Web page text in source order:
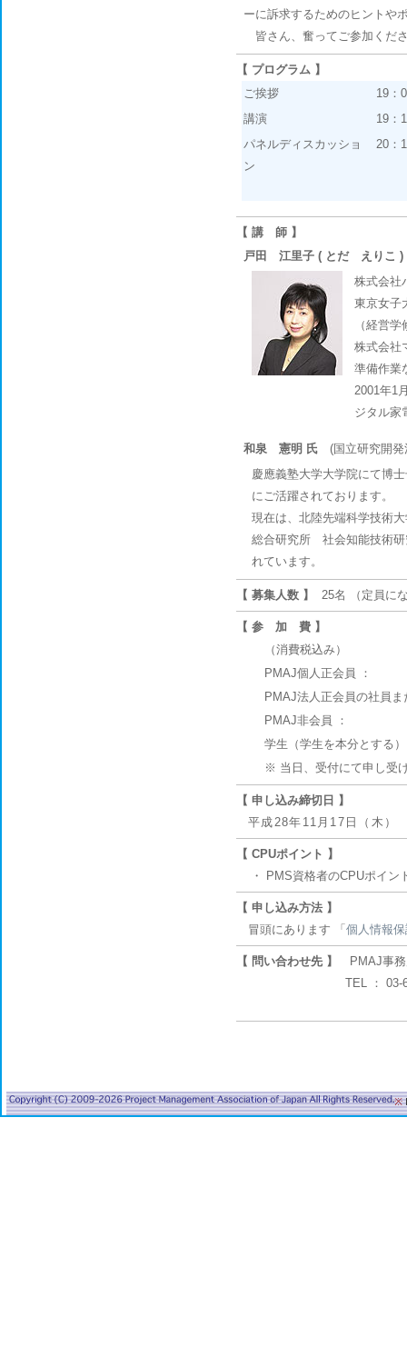
ーに訴求するためのヒントや
皆さん、奮ってご参加くだ
【 プログラム 】
ご挨拶
19
講演
19
パネルディスカッショ
ン
20
【 講 師 】
戸田 江里子 ( とだ えりこ )
株式会社
東京女子
（経営
株式会社
準備作業
2001年1
ジタル家
和泉 憲明 氏 (国立研究開
慶應義塾大学大学院にて博
にご活躍されております。
現在は、北陸先端科学技術
総合研究所 社会知能技術研
れています。
【 募集人数 】 25名 （定員に
【 参 加 費 】
（消費税込み）
PMAJ個人正会員 ：
PMAJ法人正会員の社員
PMAJ非会員 ：
学生（学生を本分とする
※ 当日、受付にて申し受
【 申し込み締切日 】
平成28年11月17日（木）
【 CPUポイント 】
・ PMS資格者のCPUポイン
【 申し込み方法 】
冒頭にあります 「 個人情報
【 問い合わせ先 】
PMAJ事
TEL ： 03-6234-
※